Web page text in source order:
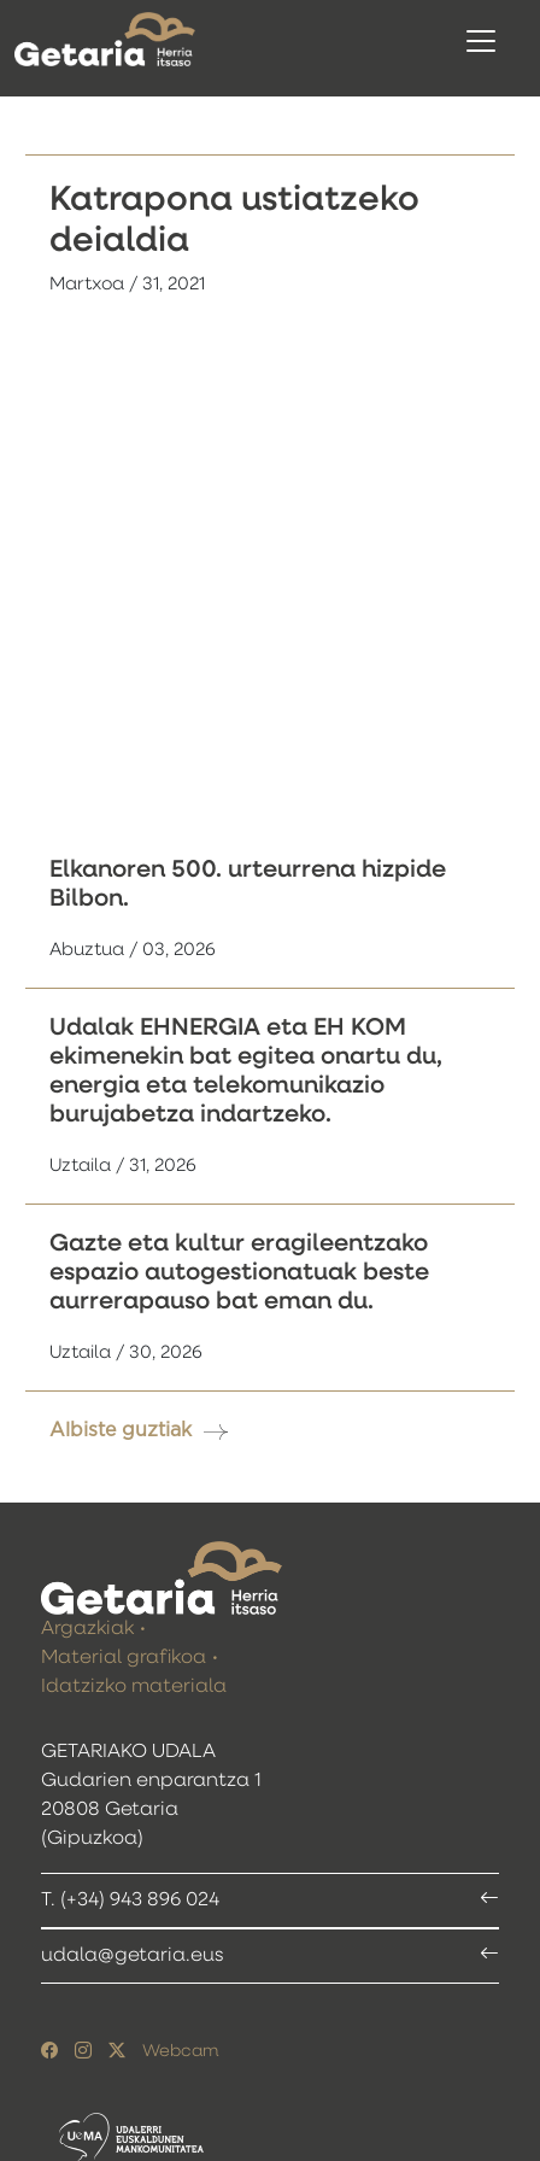
Katrapona ustiatzeko
deialdia
Martxoa / 31, 2021
Elkanoren 500. urteurrena hizpide
Bilbon.
Abuztua / 03, 2026
Udalak EHNERGIA eta EH KOM
ekimenekin bat egitea onartu du,
energia eta telekomunikazio
burujabetza indartzeko.
Uztaila / 31, 2026
Gazte eta kultur eragileentzako
espazio autogestionatuak beste
aurrerapauso bat eman du.
Uztaila / 30, 2026
Albiste guztiak
GETARIAKO UDALA
Gudarien enparantza 1
20808 Getaria
(Gipuzkoa)
T. (+34) 943 896 024
udala@getaria.eus
Argazkiak
Material grafikoa
Idatzizko materiala
Webcam